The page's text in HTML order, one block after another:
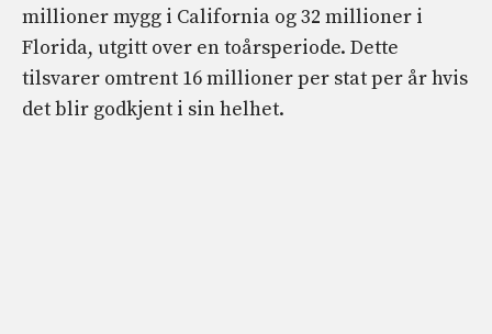
millioner mygg i California og 32 millioner i
Florida, utgitt over en toårsperiode. Dette
tilsvarer omtrent 16 millioner per stat per år hvis
det blir godkjent i sin helhet.